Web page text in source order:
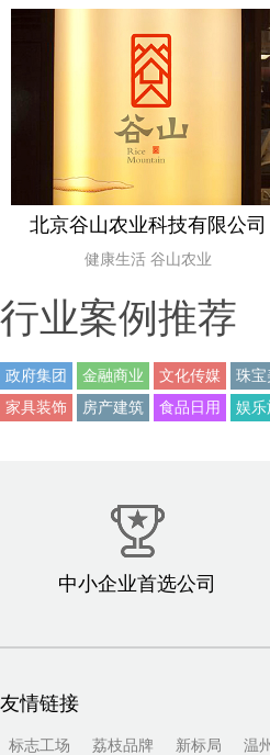
北京谷山农业科技有限公司
健康生活 谷山农业
行业案例推荐
政府集团 金融商业 文化传媒 珠宝
家具装饰
房产建筑 食品日用 娱乐
中小企业首选公司
友情链接
标志工场 荔枝品牌 新标局 温